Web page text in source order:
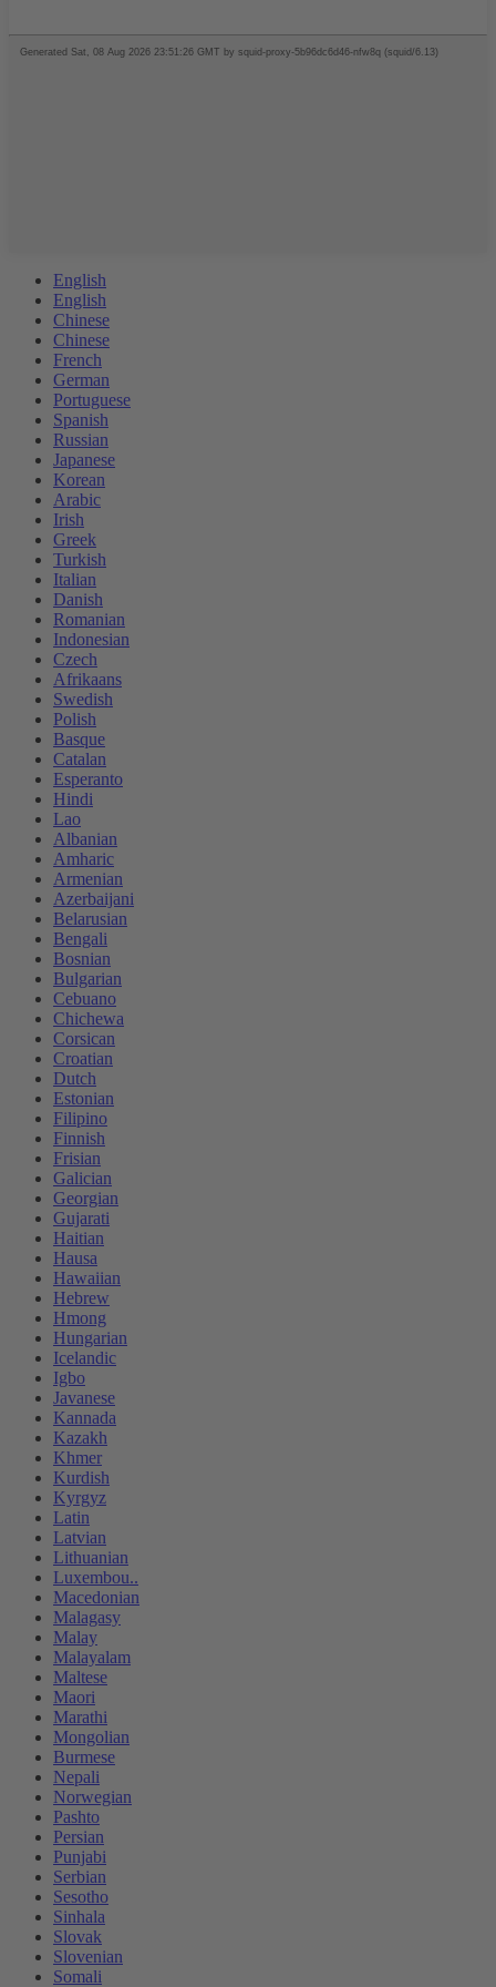
English
English
Chinese
Chinese
French
German
Portuguese
Spanish
Russian
Japanese
Korean
Arabic
Irish
Greek
Turkish
Italian
Danish
Romanian
Indonesian
Czech
Afrikaans
Swedish
Polish
Basque
Catalan
Esperanto
Hindi
Lao
Albanian
Amharic
Armenian
Azerbaijani
Belarusian
Bengali
Bosnian
Bulgarian
Cebuano
Chichewa
Corsican
Croatian
Dutch
Estonian
Filipino
Finnish
Frisian
Galician
Georgian
Gujarati
Haitian
Hausa
Hawaiian
Hebrew
Hmong
Hungarian
Icelandic
Igbo
Javanese
Kannada
Kazakh
Khmer
Kurdish
Kyrgyz
Latin
Latvian
Lithuanian
Luxembou..
Macedonian
Malagasy
Malay
Malayalam
Maltese
Maori
Marathi
Mongolian
Burmese
Nepali
Norwegian
Pashto
Persian
Punjabi
Serbian
Sesotho
Sinhala
Slovak
Slovenian
Somali